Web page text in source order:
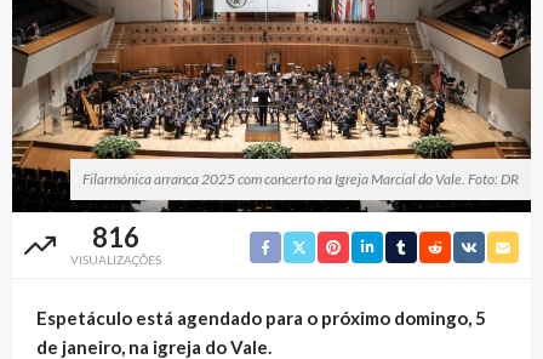
Filarmónica arranca 2025 com concerto na Igreja Marcial do Vale. Foto: DR
816
VISUALIZAÇÕES
Espetáculo está agendado para o próximo domingo, 5
de janeiro, na igreja do Vale.